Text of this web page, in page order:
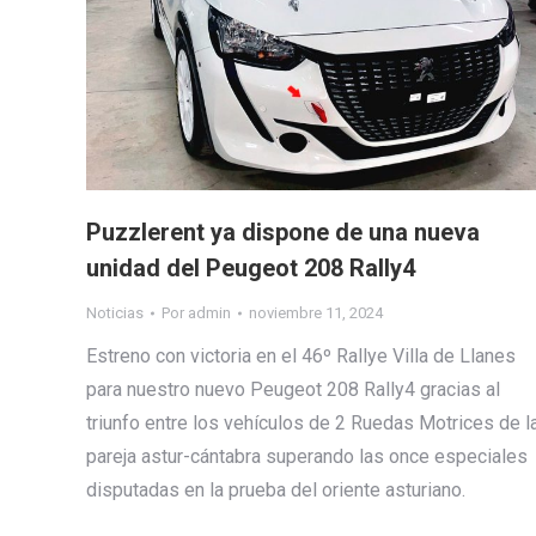
Puzzlerent ya dispone de una nueva
unidad del Peugeot 208 Rally4
Noticias Por admin noviembre 11, 2024
Estreno con victoria en el 46º Rallye Villa de Llanes
para nuestro nuevo Peugeot 208 Rally4 gracias al
triunfo entre los vehículos de 2 Ruedas Motrices de
pareja astur-cántabra superando las once especiales
disputadas en la prueba del oriente asturiano.